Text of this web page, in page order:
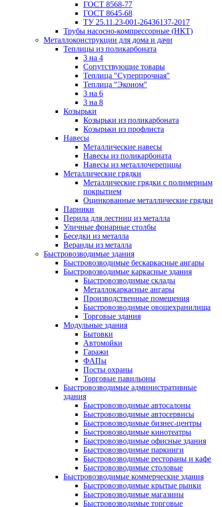
ГОСТ 8568-77
ГОСТ 8645-68
ТУ 25.11.23-001-26436137-2017
Трубы насосно-компрессорные (НКТ)
Металлоконструкции для дома и дачи
Теплицы из поликарбоната
3 на 4
Сопутствующие товары
Теплица "Суперпрочная"
Теплица "Эконом"
3 на 6
3 на 8
Козырьки
Козырьки из поликарбоната
Козырьки из профлиста
Навесы
Металлические навесы
Навесы из поликарбоната
Навесы из металлочерепицы
Металлические грядки
Металлические грядки с полимерным
покрытием
Оцинкованные металлические грядки
Парники
Перила для лестниц из металла
Уличные фонарные столбы
Беседки из металла
Веранды из металла
Быстровозводимые здания
Быстровозводимые бескаркасные ангары
Быстровозводимые каркасные здания
Быстровозводимые склады
Металлокаркасные ангары
Производственные помещения
Быстровозводимые овощехранилища
Торговые здания
Модульные здания
Бытовки
Автомойки
Гаражи
ФАПы
Посты охраны
Торговые павильоны
Быстровозводимые административные
здания
Быстровозводимые автосалоны
Быстровозводимые автосервисы
Быстровозводимые бизнес-центры
Быстровозводимые кинотеатры
Быстровозводимые офисные здания
Быстровозводимые паркинги
Быстровозводимые рестораны и кафе
Быстровозводимые столовые
Быстровозводимые коммерческие здания
Быстровозводимые крытые рынки
Быстровозводимые магазины
Быстровозводимые торговые